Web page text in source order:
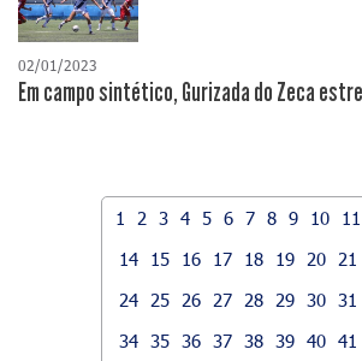
02/01/2023
Em campo sintético, Gurizada do Zeca
1 2 3 4 5 6 7 8 9 10 11
14
15 16 17 18 19 20 21
24
25 26 27 28 29 30 31
34 35 36 37 38 39 40 41